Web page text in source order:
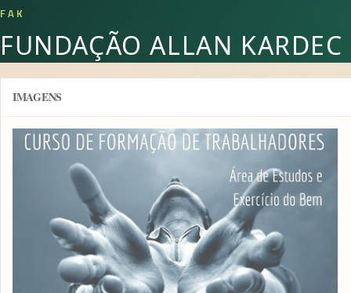
FAK
FUNDAÇÃO ALLAN KARDEC
IMAGENS